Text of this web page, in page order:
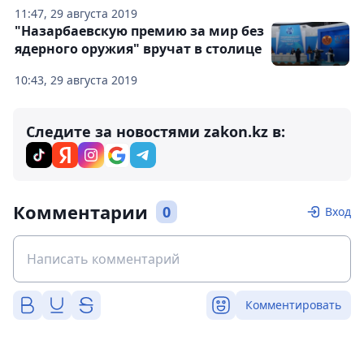
11:47, 29 августа 2019
10:43, 29 августа 2019
"Назарбаевскую премию за мир без
ядерного оружия" вручат в столице
Следите за новостями zakon.kz в:
Комментарии 0 Вход
Комментировать